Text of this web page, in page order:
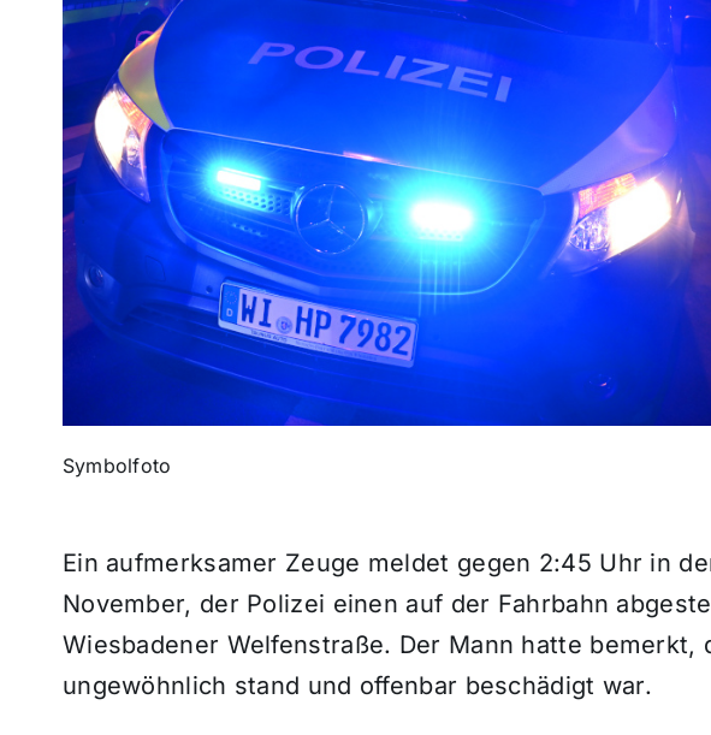
Symbolfoto
Ein aufmerksamer Zeuge meldet gegen 2:45 Uhr in
November, der Polizei einen auf der Fahrbahn
Wiesbadener Welfenstraße. Der Mann hatte bemerkt,
ungewöhnlich stand und offenbar beschädigt war.